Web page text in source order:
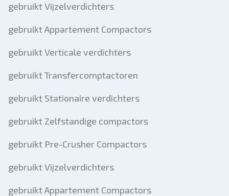
gebruikt Vijzelverdichters
gebruikt Appartement Compactors
gebruikt Verticale verdichters
gebruikt Transfercomptactoren
gebruikt Stationaire verdichters
gebruikt Zelfstandige compactors
gebruikt Pre-Crusher Compactors
gebruikt Vijzelverdichters
gebruikt Appartement Compactors